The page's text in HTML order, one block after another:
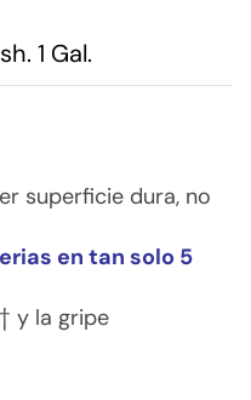
1 Gal.
superficie dura, no
en tan solo 5
y la gripe